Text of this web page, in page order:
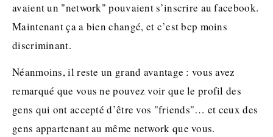
avaient un "network" pouvaient s’inscrire au facebook.
Maintenant ça a bien changé, et c’est bcp moins
discriminant.
Néanmoins, il reste un grand avantage : vous avez
remarqué que vous ne pouvez voir que le profil des
gens qui ont accepté d’être vos "friends"… et ceux des
gens appartenant au même network que vous.